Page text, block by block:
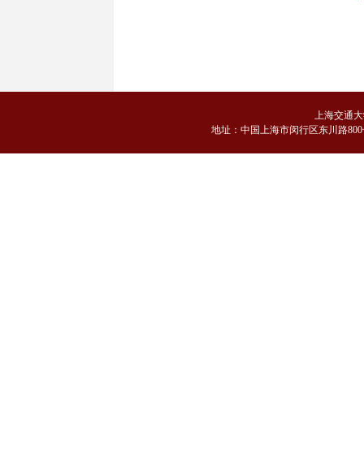
上海交通
地址：中国上海市闵行区东川路